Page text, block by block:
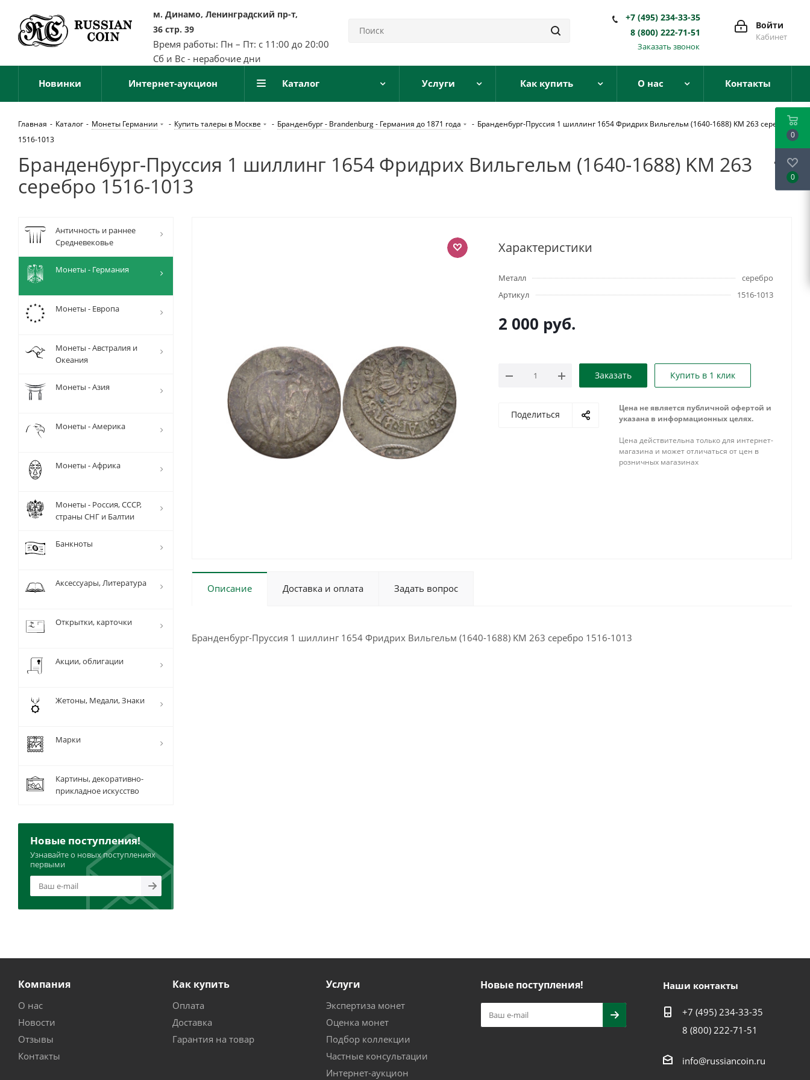
м. Динамо, Ленинградский пр-т,
36 стр. 39
Время работы: Пн – Пт: с 11:00 до 20:00
Сб и Вс - нерабочие дни
Войти
Кабинет
+7 (495) 234-33-35
8 (800) 222-71-51
Заказать звонок
Новинки Интернет-аукцион Каталог Услуги Как купить О нас Контакты
Главная - Каталог - Монеты Германии - Купить талеры в Москве - Бранденбург - Brandenburg - Германия до 1871 года - Бранденбург-Пруссия 1 шиллинг 1654 Фридрих Вильгельм (1640-1688) KM 263 серебро
1516-1013
Бранденбург-Пруссия 1 шиллинг 1654 Фридрих Вильгельм (1640-1688) KM 263
серебро 1516-1013
Характеристики
Металл
серебро
Артикул
1516-1013
2 000 руб.
Заказать Купить в 1 клик
Поделиться
Цена не является публичной офертой и
указана в информационных целях.
Цена действительна только для интернет-
магазина и может отличаться от цен в
розничных магазинах
Описание Доставка и оплата Задать вопрос
Бранденбург-Пруссия 1 шиллинг 1654 Фридрих Вильгельм (1640-1688) KM 263 серебро 1516-1013
Античность и раннее
Средневековье
Монеты - Германия
Монеты - Европа
Монеты - Австралия и
Океания
Монеты - Азия
Монеты - Америка
Монеты - Африка
Монеты - Россия, СССР,
страны СНГ и Балтии
Банкноты
Аксессуары, Литература
Открытки, карточки
Акции, облигации
Жетоны, Медали, Знаки
Марки
Картины, декоративно-
прикладное искусство
Новые поступления!
Узнавайте о новых поступлениях
первыми
Компания
О нас
Новости
Отзывы
Контакты
Как купить
Оплата
Доставка
Гарантия на товар
Услуги
Экспертиза монет
Оценка монет
Подбор коллекции
Частные консультации
Интернет-аукцион
Новые поступления! Наши контакты
+7 (495) 234-33-35
8 (800) 222-71-51
info@russiancoin.ru
0
0